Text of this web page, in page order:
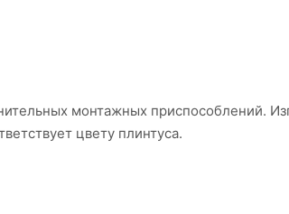
монтажных приспособлений.
цвету плинтуса.